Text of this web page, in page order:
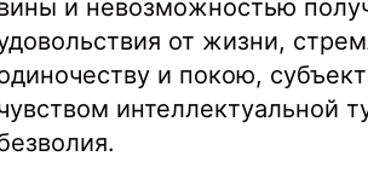
и невозможностью
от жизни,
и покою,
интеллектуальной